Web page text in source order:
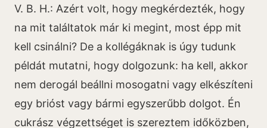
V. B. H.: Azért volt, hogy megkérdezték, hogy
na mit találtatok már ki megint, most épp mit
kell csinálni? De a kollégáknak is úgy tudunk
példát mutatni, hogy dolgozunk: ha kell, akkor
nem derogál beállni mosogatni vagy elkészíteni
egy brióst vagy bármi egyszerűbb dolgot. Én
cukrász végzettséget is szereztem időközben,